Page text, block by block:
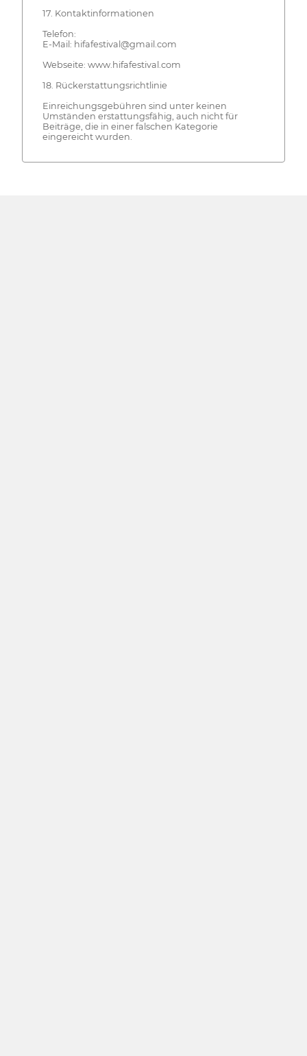
17. Kontaktinformationen
Telefon:
E-Mail: hifafestival@gmail.com
Webseite: www.hifafestival.com
18. Rückerstattungsrichtlinie
Einreichungsgebühren sind unter keinen
Umständen erstattungsfähig, auch nicht für
Beiträge, die in einer falschen Kategorie
eingereicht wurden.